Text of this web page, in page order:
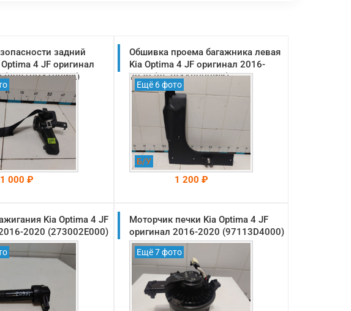
задний
4 JF оригинал
(89810D4100WK)
1 000 ₽
Раменское
-->
Обшивка проема багажника левая
Kia Optima 4 JF оригинал 2016-
2020 (85784A8000WK)
Ещё 6 фото
Б/У
1 200 ₽
На складе: Раменское
-->
Kia Optima 4 JF
2020 (273002E000)
Моторчик печки Kia Optima 4 JF
оригинал 2016-2020 (97113D4000)
Ещё 7 фото